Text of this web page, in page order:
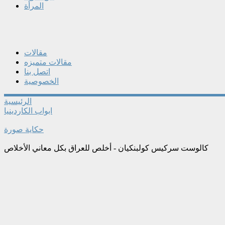
المرأة
مقالات
مقالات متميزه
اتصل بنا
الخصوصية
الرئيسية
ابواب الكاردينيا
حكاية صورة
كالوست سركيس كولبنكيان - أخلص للعراق بكل معاني الأخلاص